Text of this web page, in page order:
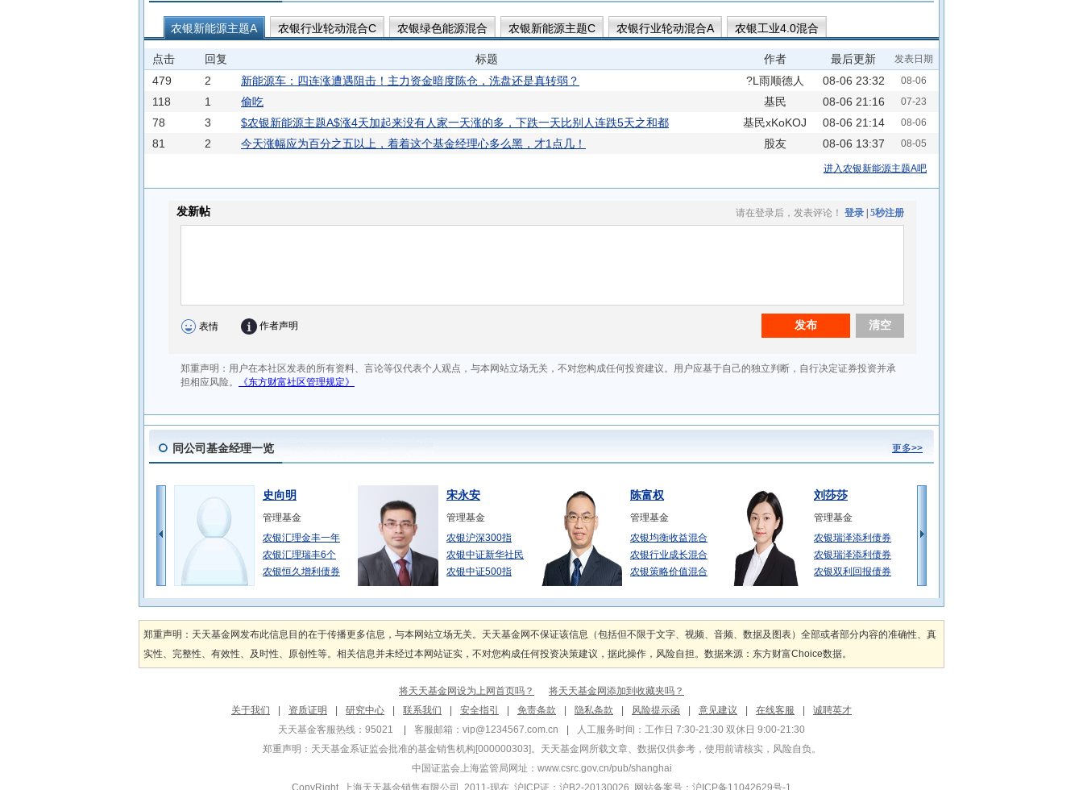
农银新能源主题A 农银行业轮动混合C 农银绿色能源混合 农银新能源主题C 农银行业轮动混合A 农银工业4.0混合
点击 回复 标题 作者 最后更新 发表日期
479 2 新能源车：四连涨遭遇阻击！主力资金暗度陈仓，洗盘还是真转弱？ ?L雨顺德人 08-06 23:32 08-06
118 1 偷吃
基民
25O01a0580
08-06 21:16 07-23
78 3 $农银新能源主题A$涨4天加起来没有人家一天涨的多，下跌一天比别人连跌5天之和都 基民xKoKOJ 08-06 21:14 08-06
81 2 今天涨幅应为百分之五以上，着着这个基金经理心多么黑，才1点几！
股友
08-06 13:37 08-05
进入农银新能源主题A吧
同公司基金经理一览 更多>>
史向明
管理基金
农银汇理金丰一年
农银汇理瑞丰6个
农银恒久增利债券
宋永安
管理基金
农银沪深300指
农银中证新华社民
农银中证500指
陈富权
管理基金
农银均衡收益混合
农银行业成长混合
农银策略价值混合
刘莎莎
管理基金
农银瑞泽添利债券
农银瑞泽添利债券
农银双利回报债券
张峰
管理基金
农银行业领先混合
农银汇理国企改革
黄晓鹏
管理基金
农银天天利货币B
农银天天利货币A
周宇
管理基金
农银汇理金祺一年
农银金恒债券
魏刚
管理基金
农银区间收益混合
农银汇理量化智慧
管理基金
农银现代农业加
管理基金
农银红利日结货币
农银红利日结货币
管理基金
农银汇理金鑫3个
郑重声明：天天基金网发布此信息目的在于传播更多信息，与本网站立场无关。天天基金网不保证该信息（包括但不限于文字、视频、音频、数据及图表）全部或者部分内容的准确性、真
实性、完整性、有效性、及时性、原创性等。相关信息并未经过本网站证实，不对您构成任何投资决策建议，据此操作，风险自担。数据来源：东方财富Choice数据。
将天天基金网设为上网首页吗？
将天天基金网添加到收藏夹吗？
关于我们
资质证明 研究中心 联系我们 安全指引 免责条款 隐私条款 风险提示函 意见建议 在线客服
诚聘英才
天天基金客服热线：95021
客服邮箱： vip@1234567.com.cn
人工服务时间：工作日 7:30-21:30 双休日 9:00-21:30
郑重声明： 天天基金系证监会批准的基金销售机构[000000303]。天天基金网所载文章、数据仅供参考，使用前请核实，风险自负。
中国证监会上海监管局网址： www.csrc.gov.cn/pub/shanghai
CopyRight 上海天天基金销售有限公司 2011-现在 沪ICP证：沪B2-20130026
网站备案号：沪ICP备11042629号-1